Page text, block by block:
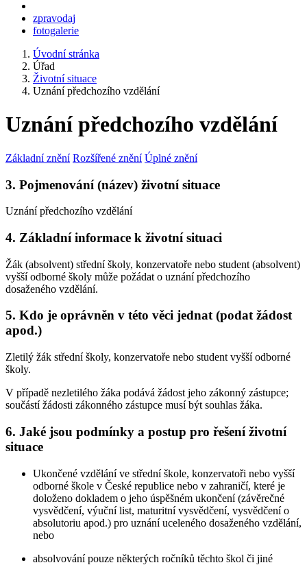
zpravodaj
fotogalerie
Úvodní stránka
Úřad
Životní situace
Uznání předchozího vzdělání
Uznání předchozího vzdělání
Základní znění Rozšířené znění Úplné znění
3. Pojmenování (název) životní situace
Uznání předchozího vzdělání
4. Základní informace k životní situaci
Žák (absolvent) střední školy, konzervatoře nebo student (absolvent)
vyšší odborné školy může požádat o uznání předchozího
dosaženého vzdělání.
5. Kdo je oprávněn v této věci jednat (podat žádost
apod.)
Zletilý žák střední školy, konzervatoře nebo student vyšší odborné
školy.
V případě nezletilého žáka podává žádost jeho zákonný zástupce;
součástí žádosti zákonného zástupce musí být souhlas žáka.
6. Jaké jsou podmínky a postup pro řešení životní
situace
Ukončené vzdělání ve střední škole, konzervatoři nebo vyšší
odborné škole v České republice nebo v zahraničí, které je
doloženo dokladem o jeho úspěšném ukončení (závěrečné
vysvědčení, výuční list, maturitní vysvědčení, vysvědčení o
absolutoriu apod.) pro uznání uceleného dosaženého vzdělání,
nebo
absolvování pouze některých ročníků těchto škol či jiné